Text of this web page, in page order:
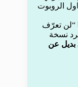
الروبوت
“لن تعرّف
نسخة
بديل عن